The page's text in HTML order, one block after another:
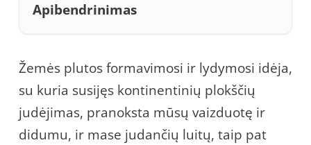
Apibendrinimas
Žemės plutos formavimosi ir lydymosi idėja,
su kuria susijęs kontinentinių plokščių
judėjimas, pranoksta mūsų vaizduotę ir
didumu, ir mase judančių luitų, taip pat